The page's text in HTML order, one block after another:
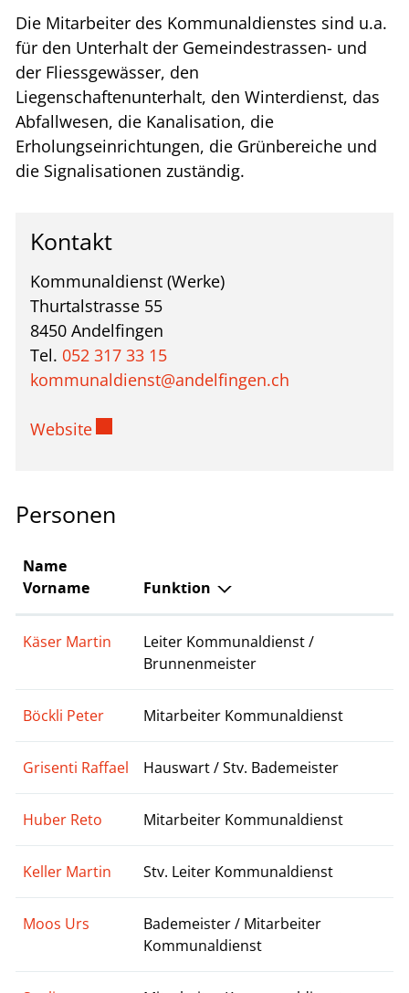
Die Mitarbeiter des Kommunaldienstes sind u.a.
für den Unterhalt der Gemeindestrassen- und
der Fliessgewässer, den
Liegenschaftenunterhalt, den Winterdienst, das
Abfallwesen, die Kanalisation, die
Erholungseinrichtungen, die Grünbereiche und
die Signalisationen zuständig.
Kontakt
Kommunaldienst (Werke)
Thurtalstrasse 55
8450 Andelfingen
Tel. 052 317 33 15
kommunaldienst@andelfingen.ch
WebsiteExterner Link wird in einem neuen
Personen
Name
Vorname
Funktion
Käser Martin
Leiter Kommunaldienst /
Brunnenmeister
Böckli Peter Mitarbeiter Kommunaldienst
Grisenti Raffael Hauswart / Stv. Bademeister
Huber Reto Mitarbeiter Kommunaldienst
Keller Martin Stv. Leiter Kommunaldienst
Moos Urs
Bademeister / Mitarbeiter
Kommunaldienst